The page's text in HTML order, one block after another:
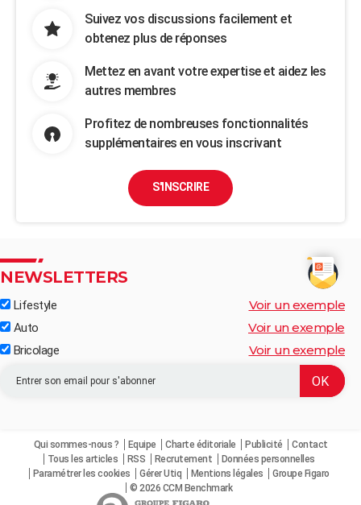
Suivez vos discussions facilement et
obtenez plus de réponses
Mettez en avant votre expertise et aidez les
autres membres
Profitez de nombreuses fonctionnalités
supplémentaires en vous inscrivant
S'INSCRIRE
NEWSLETTERS
Lifestyle Voir un exemple
Auto Voir un exemple
Bricolage Voir un exemple
Qui sommes-nous ? Equipe Charte éditoriale Publicité
Contact
Tous les articles
RSS Recrutement
Données personnelles
Paramétrer les cookies
Gérer Utiq Mentions légales
Groupe Figaro
© 2026 CCM Benchmark